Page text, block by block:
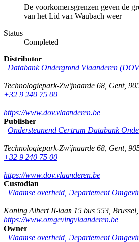
De voorkomensgrenzen geven de
van het Lid van Waubach weer
Status
Completed
Distributor
Databank Ondergrond Vlaanderen
Technologiepark-Zwijnaarde 68 Gent,
+32 9 240 75 00
https://www.dov.vlaanderen.be
Publisher
Ondersteunend Centrum Databank
Technologiepark-Zwijnaarde 68 Gent,
+32 9 240 75 00
https://www.dov.vlaanderen.be
Custodian
Vlaamse overheid, Departement
Koning Albert II-laan 15 bus 553 Brussel
https://www.omgevingvlaanderen.be
Owner
Vlaamse overheid, Departement